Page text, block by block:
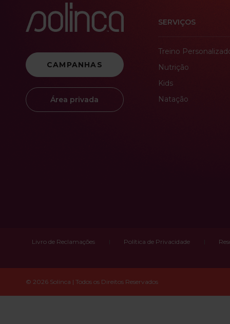
CAMPANHAS
Área privada
SERVIÇOS
Treino
Nutrição
Kids
Natação
Livro de Reclamações Política de Privacidade
© 2026 Solinca | Todos os Direitos Reservados